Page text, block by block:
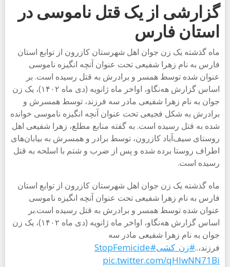
گزارشی از یک قتل ناموسی در
استان فارس
ماه گذشته یک زن جوان اهل شهرستان کازرون از توابع استان
فارس به نام زهرا شفیعی تحت عنوان آنچه انگیزه ناموسی
عنوان شده توسط همسر و برادرش به قتل رسیده است. بر
اساس گزارش هه‌نگاو، اواخر ماه ژانویه (دی ماه ۱۴۰۲)، یک زن
جوان به نام زهرا شفیعی مادر سه فرزند، توسط همسرش و
برادرش به شکل فجیعی تحت عنوان آنچه انگیزه ناموسی خوانده
شده به قتل رسیده است. به گفته منابع مطلع، زهرا شفیعی اهل
روستای سیف‌آباد کازرون، توسط برادر و همسرش به بیابان‌های
اطراف روستا برده شده و پس از ضرب و شتم با اسلحه به قتل
رسیده است.
ماه گذشته یک زن جوان اهل شهرستان کازرون از توابع استان
فارس به نام زهرا شفیعی تحت عنوان آنچه انگیزه ناموسی
عنوان شده توسط همسر و برادرش به قتل رسیده است.بر
اساس گزارش هه‌نگاو، اواخر ماه ژانویه (دی ماه ۱۴۰۲)، یک زن
جوان به نام زهرا شفیعی مادر سه
فرزند،..#زن_کشی#StopFemicide
pic.twitter.com/qHIwNN71Bi